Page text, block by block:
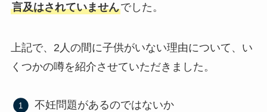
言及はされていませんでした。
上記で、2人の間に子供がいない理由について、い
くつかの噂を紹介させていただきました。
不妊問題があるのではないか